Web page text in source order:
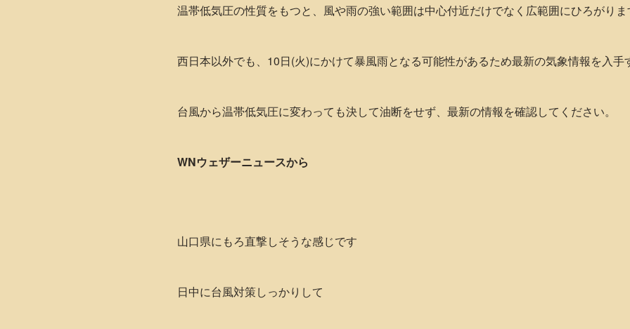
温帯低気圧の性質をもつと、風や雨の強い範囲は中心付近だけでなく広範囲にひろがり
西日本以外でも、10日(火)にかけて暴風雨となる可能性があるため最新の気象情報を入
台風から温帯低気圧に変わっても決して油断をせず、最新の情報を確認してください。
WNウェザーニュースから
山口県にもろ直撃しそうな感じです
日中に台風対策しっかりして